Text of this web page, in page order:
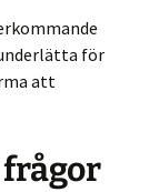
för
att